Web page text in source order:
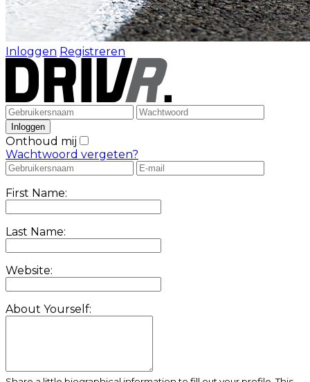
Inloggen Registreren
Onthoud mij
Wachtwoord vergeten?
First Name:
Last Name:
Website:
About Yourself: